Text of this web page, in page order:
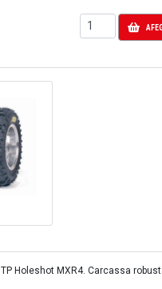
Holeshot MXR4. Carcassa